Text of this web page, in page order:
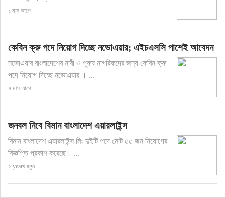
১ মাস আগে
কেবিন ক্রু পদে নিয়োগ দিচ্ছে নভোএয়ার; এইচএসসি পাশেই আবেদন
নভোএয়ার বাংলাদেশের নারী ও পুরুষ নাগরিকদের জন্য কেবিন ক্রু
পদে নিয়োগ দিচ্ছে নভোএয়ার । ...
৭ মাস আগে
জনবল নিবে বিমান বাংলাদেশ এয়ারলাইন্স
বিমান বাংলাদেশ এয়ারলাইন্স লিঃ দুইটি পদে মোট ৫৫ জন নিয়োগের
বিজ্ঞপ্তি প্রকাশ করেছে। ...
২ years ago